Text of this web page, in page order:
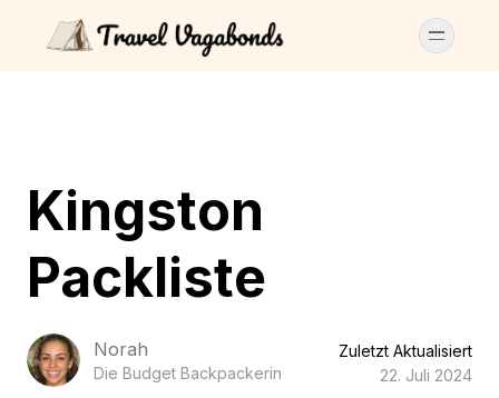
Kingston
Packliste
Norah
Die Budget Backpackerin
Zuletzt Aktualisiert
22. Juli 2024